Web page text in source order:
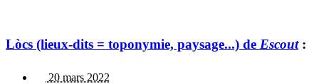
Lòcs (lieux-dits = toponymie, paysage...) de Escout:
20 mars 2022